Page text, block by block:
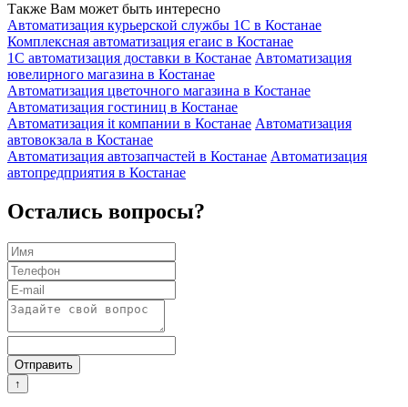
Также Вам может быть интересно
Автоматизация курьерской службы 1С в Костанае
Комплексная автоматизация егаис в Костанае
1С автоматизация доставки в Костанае Автоматизация
ювелирного магазина в Костанае
Автоматизация цветочного магазина в Костанае
Автоматизация гостиниц в Костанае
Автоматизация it компании в Костанае Автоматизация
автовокзала в Костанае
Автоматизация автозапчастей в Костанае Автоматизация
автопредприятия в Костанае
Остались вопросы?
Отправить
↑